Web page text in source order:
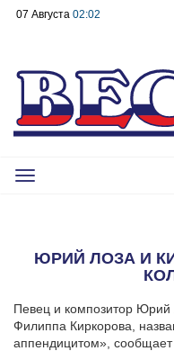
07 Августа 02:02
Toggle
ЮРИЙ ЛОЗА И
Певец и композитор Юрий
Филиппа Киркорова,
аппендицитом», сообщает